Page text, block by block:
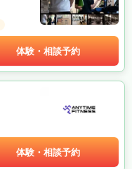
体験・相談予約
体験・相談予約